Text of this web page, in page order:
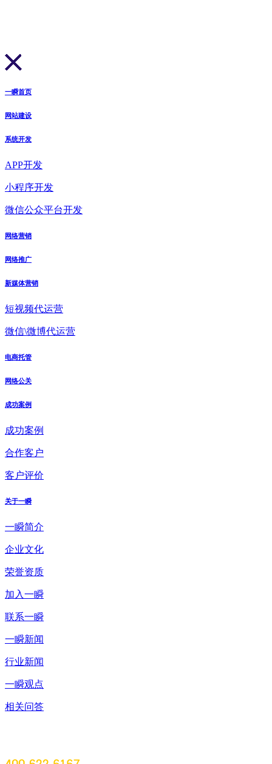
一瞬首页
网站建设
系统开发
APP开发
小程序开发
微信公众平台开发
网络营销
网络推广
新媒体营销
短视频代运营
微信\微博代运营
电商托管
网络公关
成功案例
成功案例
合作客户
客户评价
关于一瞬
一瞬简介
企业文化
荣誉资质
加入一瞬
联系一瞬
一瞬新闻
行业新闻
一瞬观点
相关问答